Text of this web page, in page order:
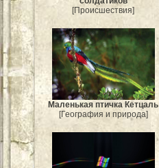
[Происшествия]
Маленькая птичка Кетцаль
[География и природа]